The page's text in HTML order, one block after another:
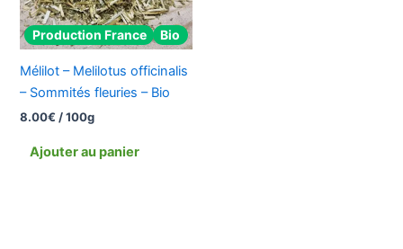
Production France Bio
Mélilot – Melilotus officinalis
– Sommités fleuries – Bio
8.00€ / 100g
Ajouter au panier